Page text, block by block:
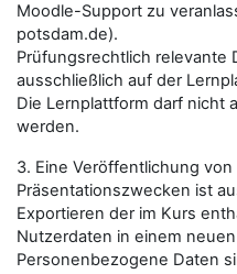
Moodle-Support zu
potsdam.de).
Prüfungsrechtlich relevante
ausschließlich auf der
Die Lernplattform darf nicht
werden.
3. Eine Veröffentlichung
Präsentationszwecken ist
Exportieren der im Kurs
Nutzerdaten in einem
Personenbezogene Daten